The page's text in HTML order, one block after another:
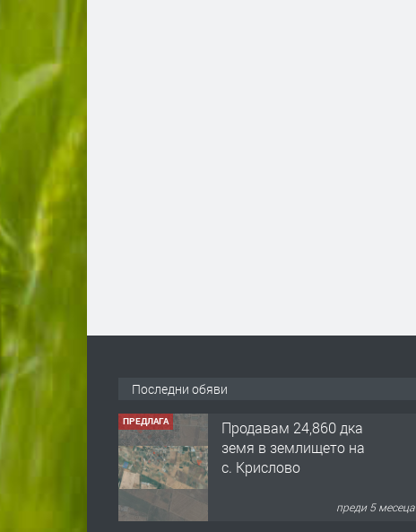
Последни обяви
ПРЕДЛАГА
Продавам 24,860 дка
земя в землището на
с. Крислово
преди 5 месеца